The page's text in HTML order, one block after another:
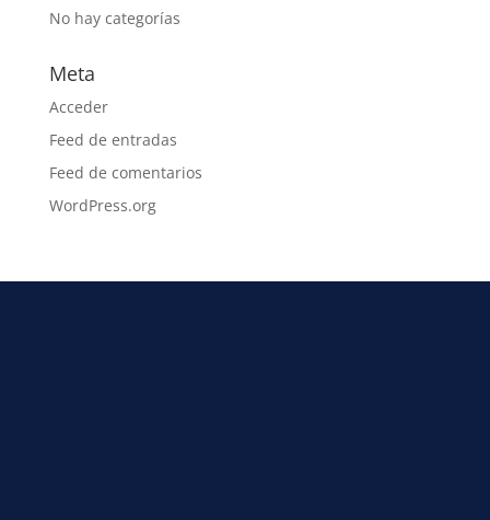
No hay categorías
Meta
Acceder
Feed de entradas
Feed de comentarios
WordPress.org